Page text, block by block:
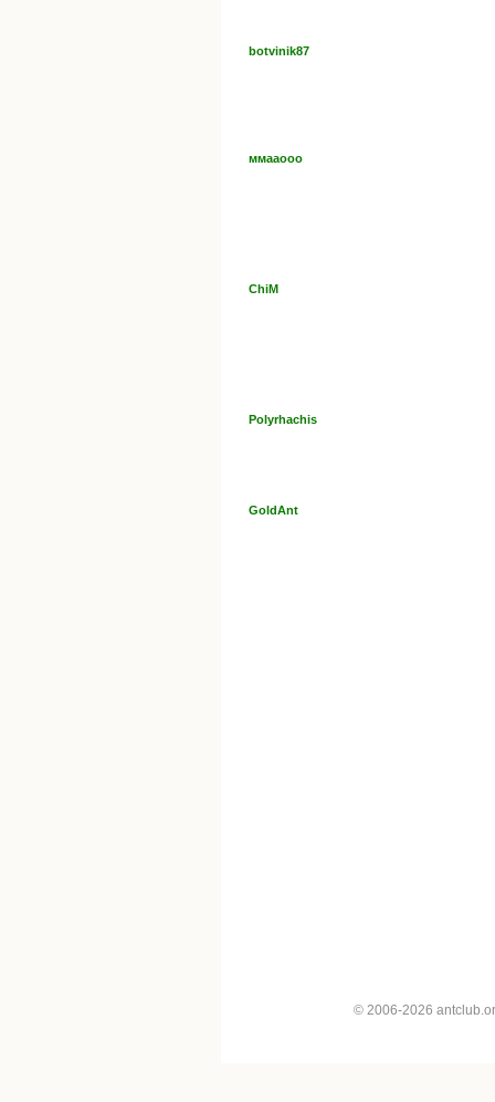
botvinik87
ммааооо
ChiM
Polyrhachis
GoldAnt
© 2006-2026